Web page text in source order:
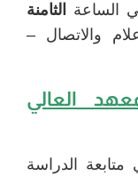
الساعة
الثامنة
والاتصال –
العالي
الدراسة